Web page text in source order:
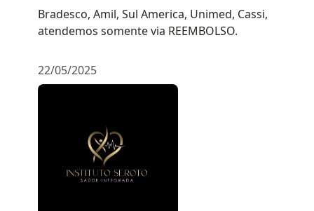
Bradesco, Amil, Sul America, Unimed, Cassi,
atendemos somente via REEMBOLSO.
22/05/2025